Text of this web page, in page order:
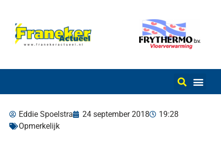
Eddie Spoelstra 24 september 2018
19:28
Opmerkelijk